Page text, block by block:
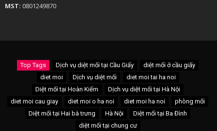
MST: 0801249870
Top Tags Dịch vụ diệt mối tại Cầu Giấy
diệt mối ở cầu giấy
diet moi
Dịch vụ diệt mối
diet moi tai ha noi
Diệt mối tại Hoàn Kiếm
Dịch vụ diệt mối tại Hà Nội
diet moi cau giay
diet moi o ha noi diet moi ha noi
phòng mối
Diệt mối tại Hai bà trưng
Hà Nội
Diệt mối tại Ba Đình
diệt mối tại chung cư